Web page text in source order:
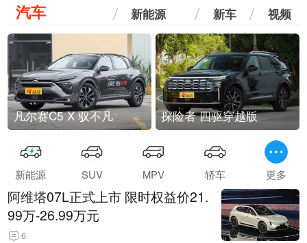
汽车 新能源 新车 视频
凡尔赛C5 X 驭不凡 探险者 四驱穿越版
新能源 SUV MPV 轿车 更多
阿维塔07L正式上市 限时权益价21.
99万-26.99万元
6